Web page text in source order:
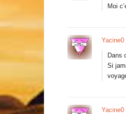
Moi
Yacine0
Dans
Si
Yacine0